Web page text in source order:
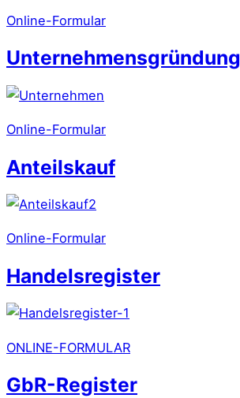
Online-Formular
Unternehmensgründung
Online-Formular
Anteilskauf
Online-Formular
Handelsregister
ONLINE-FORMULAR
GbR-Register